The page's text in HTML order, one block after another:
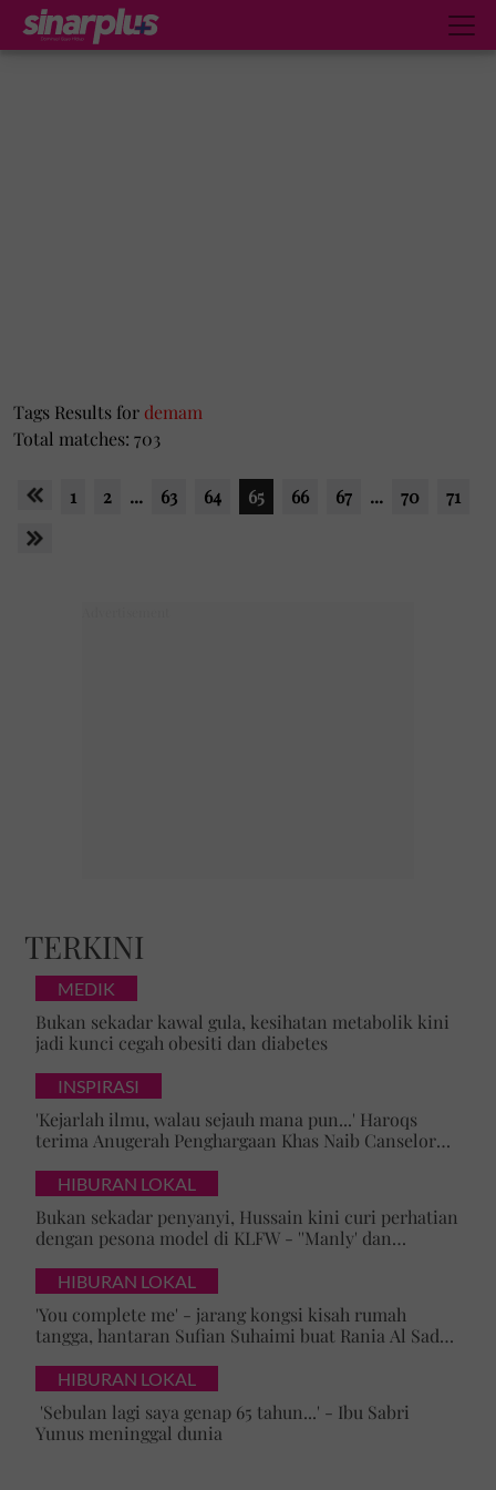
Tags Results for demam
Total matches: 703
1 2 ... 63 64 65 66 67 ... 70 71
TERKINI
MEDIK
Bukan sekadar kawal gula, kesihatan metabolik kini
jadi kunci cegah obesiti dan diabetes
INSPIRASI
'Kejarlah ilmu, walau sejauh mana pun...' Haroqs
terima Anugerah Penghargaan Khas Naib Canselor
HIBURAN LOKAL
Bukan sekadar penyanyi, Hussain kini curi perhatian
dengan pesona model di KLFW - ''Manly' dan
HIBURAN LOKAL
'You complete me' - jarang kongsi kisah rumah
tangga, hantaran Sufian Suhaimi buat Rania Al Sadat
HIBURAN LOKAL
'Sebulan lagi saya genap 65 tahun...' - Ibu Sabri
Yunus meninggal dunia